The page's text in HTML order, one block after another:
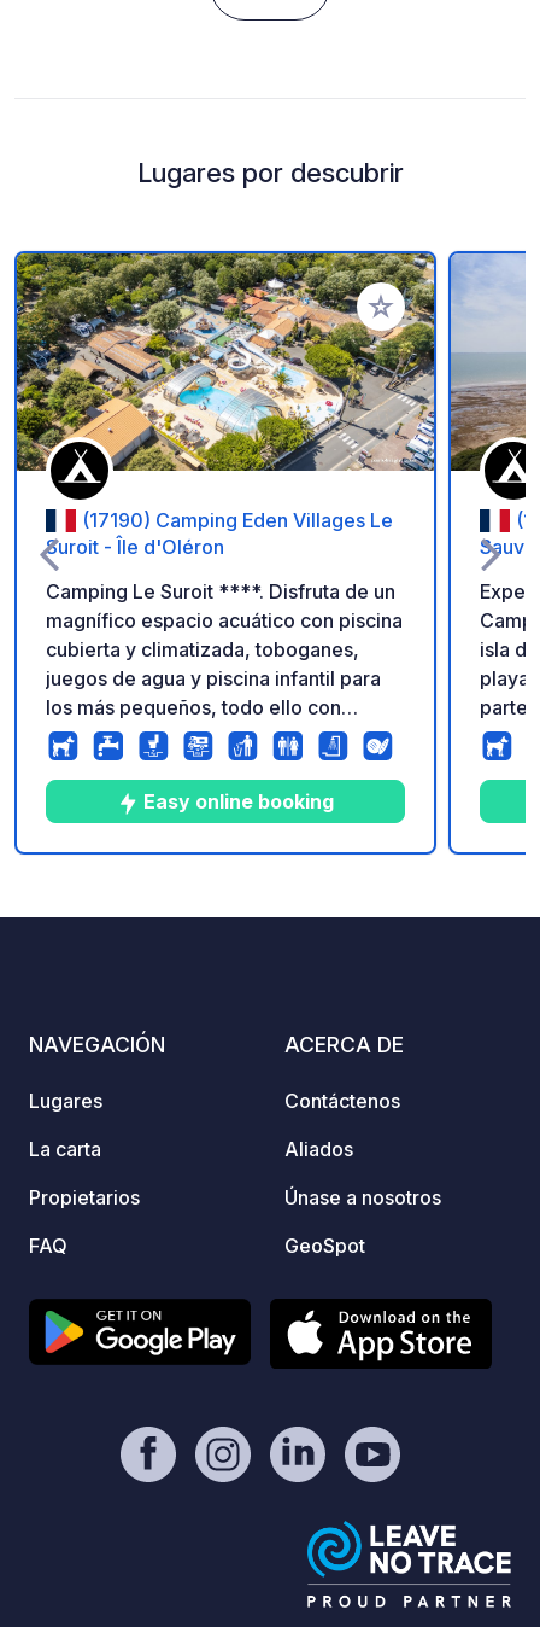
Lugares por descubrir
Añadir a tus
(17190) Camping Eden Villages Le
Suroit - Île d'Oléron
Camping Le Suroit ****. Disfruta de un
magnífico espacio acuático con piscina
cubierta y climatizada, toboganes,
juegos de agua y piscina infantil para
los más pequeños, todo ello con
acceso directo a la playa. ¡Un entorno
ideal para grandes y pequeños, para
unas vacaciones inolvidables!
Easy online booking
isla
playa.
parte
ideal
NAVEGACIÓN
Lugares
La carta
Propietarios
FAQ
ACERCA DE
Contáctenos
Aliados
Únase a nosotros
GeoSpot